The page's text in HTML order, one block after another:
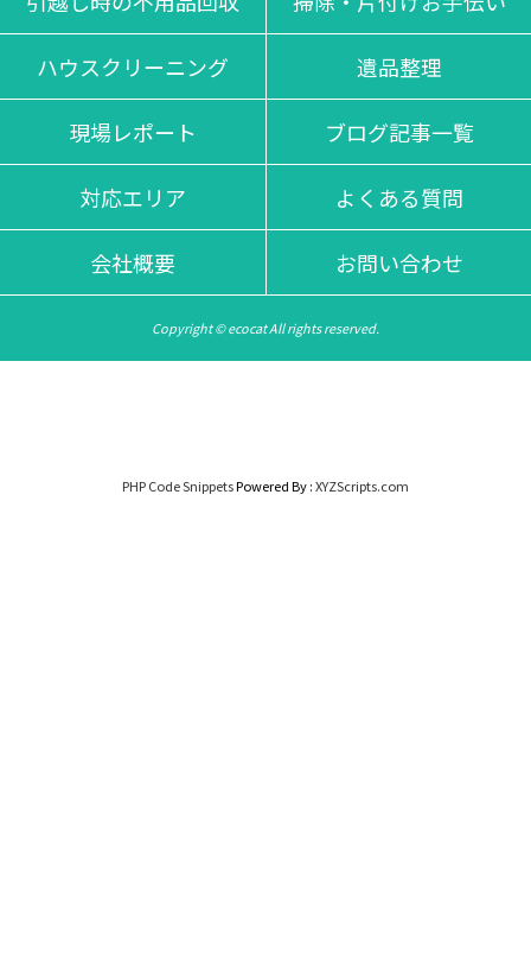
ハウスクリーニング 遺品整理
現場レポート ブログ記事一覧
対応エリア よくある質問
会社概要 お問い合わせ
Copyright © ecocat All rights reserved.
PHP Code SnippetsPowered By :XYZScripts.com